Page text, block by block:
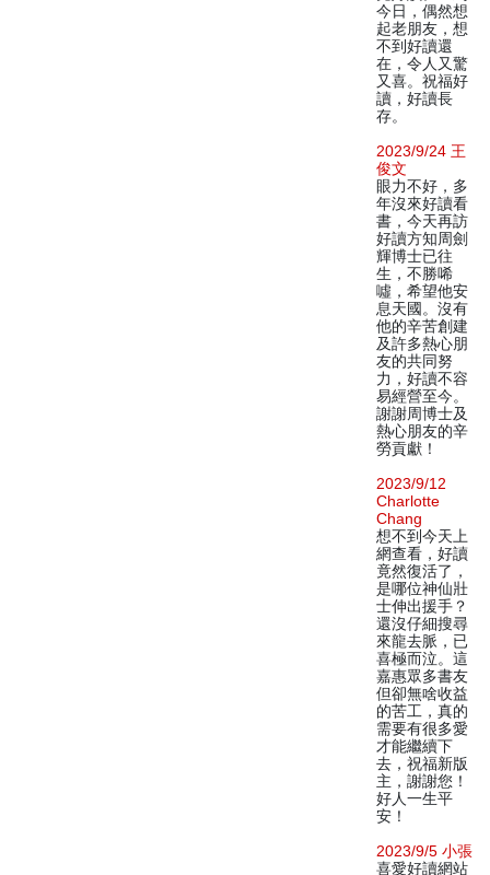
今日，偶然想
起老朋友，想
不到好讀還
在，令人又驚
又喜。祝福好
讀，好讀長
存。
2023/9/24 王
俊文
眼力不好，多
年沒來好讀看
書，今天再訪
好讀方知周劍
輝博士已往
生，不勝唏
噓，希望他安
息天國。沒有
他的辛苦創建
及許多熱心朋
友的共同努
力，好讀不容
易經營至今。
謝謝周博士及
熱心朋友的辛
勞貢獻！
2023/9/12
Charlotte
Chang
想不到今天上
網查看，好讀
竟然復活了，
是哪位神仙壯
士伸出援手？
還沒仔細搜尋
來龍去脈，已
喜極而泣。這
嘉惠眾多書友
但卻無啥收益
的苦工，真的
需要有很多愛
才能繼續下
去，祝福新版
主，謝謝您！
好人一生平
安！
2023/9/5 小張
喜愛好讀網站